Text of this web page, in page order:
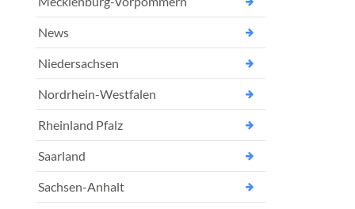
News
Niedersachsen
Nordrhein-Westfalen
Rheinland Pfalz
Saarland
Sachsen-Anhalt